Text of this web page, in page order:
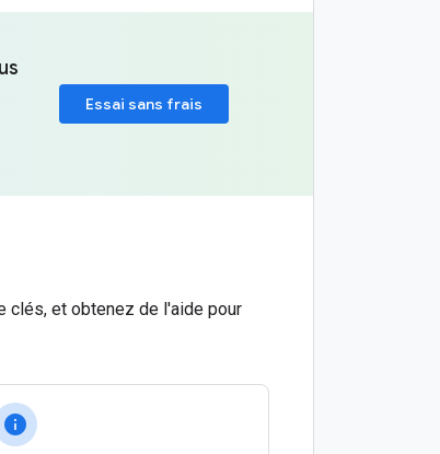
Essai sans frais
clés, et obtenez de l'aide pour
info